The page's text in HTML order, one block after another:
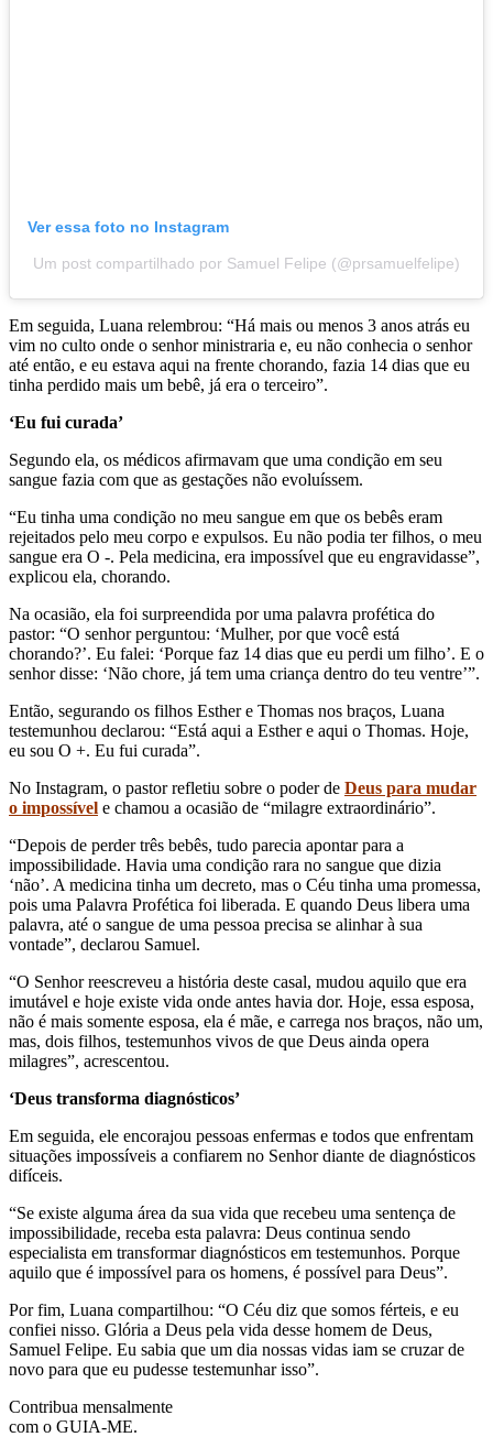
Ver essa foto no Instagram
Um post compartilhado por Samuel Felipe (@prsamuelfelipe)
Em seguida, Luana relembrou: “Há mais ou menos 3 anos atrás eu
vim no culto onde o senhor ministraria e, eu não conhecia o senhor
até então, e eu estava aqui na frente chorando, fazia 14 dias que eu
tinha perdido mais um bebê, já era o terceiro”.
‘Eu fui curada’
Segundo ela, os médicos afirmavam que uma condição em seu
sangue fazia com que as gestações não evoluíssem.
“Eu tinha uma condição no meu sangue em que os bebês eram
rejeitados pelo meu corpo e expulsos. Eu não podia ter filhos, o meu
sangue era O -. Pela medicina, era impossível que eu engravidasse”,
explicou ela, chorando.
Na ocasião, ela foi surpreendida por uma palavra profética do
pastor: “O senhor perguntou: ‘Mulher, por que você está
chorando?’. Eu falei: ‘Porque faz 14 dias que eu perdi um filho’. E o
senhor disse: ‘Não chore, já tem uma criança dentro do teu ventre’”.
Então, segurando os filhos Esther e Thomas nos braços, Luana
testemunhou declarou: “Está aqui a Esther e aqui o Thomas. Hoje,
eu sou O +. Eu fui curada”.
No Instagram, o pastor refletiu sobre o poder de Deus para mudar
o impossível e chamou a ocasião de “milagre extraordinário”.
“Depois de perder três bebês, tudo parecia apontar para a
impossibilidade. Havia uma condição rara no sangue que dizia
‘não’. A medicina tinha um decreto, mas o Céu tinha uma promessa,
pois uma Palavra Profética foi liberada. E quando Deus libera uma
palavra, até o sangue de uma pessoa precisa se alinhar à sua
vontade”, declarou Samuel.
“O Senhor reescreveu a história deste casal, mudou aquilo que era
imutável e hoje existe vida onde antes havia dor. Hoje, essa esposa,
não é mais somente esposa, ela é mãe, e carrega nos braços, não um,
mas, dois filhos, testemunhos vivos de que Deus ainda opera
milagres”, acrescentou.
‘Deus transforma diagnósticos’
Em seguida, ele encorajou pessoas enfermas e todos que enfrentam
situações impossíveis a confiarem no Senhor diante de diagnósticos
difíceis.
“Se existe alguma área da sua vida que recebeu uma sentença de
impossibilidade, receba esta palavra: Deus continua sendo
especialista em transformar diagnósticos em testemunhos. Porque
aquilo que é impossível para os homens, é possível para Deus”.
Por fim, Luana compartilhou: “O Céu diz que somos férteis, e eu
confiei nisso. Glória a Deus pela vida desse homem de Deus,
Samuel Felipe. Eu sabia que um dia nossas vidas iam se cruzar de
novo para que eu pudesse testemunhar isso”.
Contribua mensalmente
com o GUIA-ME.